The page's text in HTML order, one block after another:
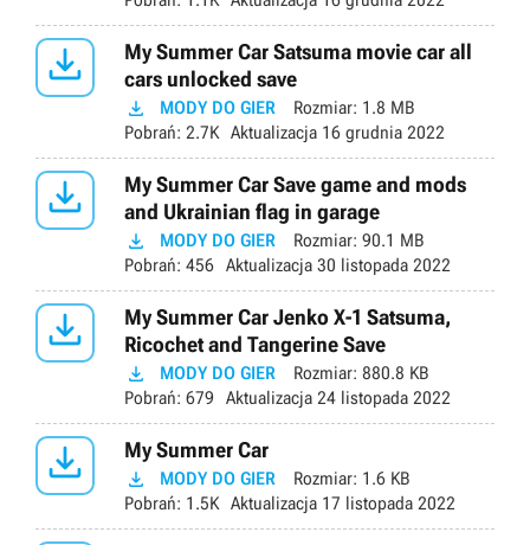

My Summer Car Satsuma movie car all
cars unlocked save
 MODY DO GIER Rozmiar: 1.8 MB
Pobrań: 2.7K Aktualizacja 16 grudnia 2022

My Summer Car Save game and mods
and Ukrainian flag in garage
 MODY DO GIER Rozmiar: 90.1 MB
Pobrań: 456 Aktualizacja 30 listopada 2022

My Summer Car Jenko X-1 Satsuma,
Ricochet and Tangerine Save
 MODY DO GIER Rozmiar: 880.8 KB
Pobrań: 679 Aktualizacja 24 listopada 2022
 My Summer Car
 MODY DO GIER Rozmiar: 1.6 KB
Pobrań: 1.5K Aktualizacja 17 listopada 2022